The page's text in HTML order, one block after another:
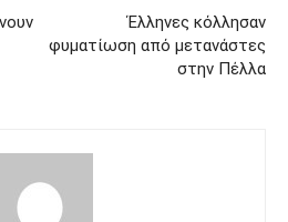
Έλληνες κόλλησαν
φυματίωση από μετανάστες
στην Πέλλα